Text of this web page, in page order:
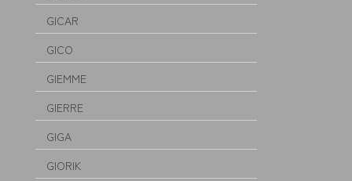
GICAR
GICO
GIEMME
GIERRE
GIGA
GIORIK